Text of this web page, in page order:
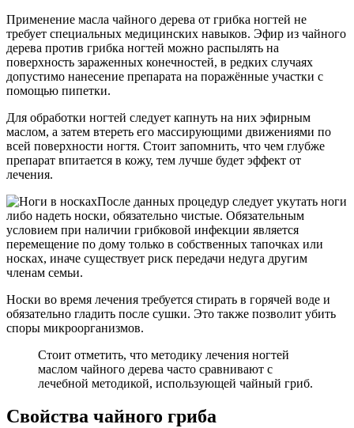
Применение масла чайного дерева от грибка ногтей не
требует специальных медицинских навыков. Эфир из чайного
дерева против грибка ногтей можно распылять на
поверхность зараженных конечностей, в редких случаях
допустимо нанесение препарата на поражённые участки с
помощью пипетки.
Для обработки ногтей следует капнуть на них эфирным
маслом, а затем втереть его массирующими движениями по
всей поверхности ногтя. Стоит запомнить, что чем глубже
препарат впитается в кожу, тем лучше будет эффект от
лечения.
После данных процедур следует укутать ноги
либо надеть носки, обязательно чистые. Обязательным
условием при наличии грибковой инфекции является
перемещение по дому только в собственных тапочках или
носках, иначе существует риск передачи недуга другим
членам семьи.
Носки во время лечения требуется стирать в горячей воде и
обязательно гладить после сушки. Это также позволит убить
споры микроорганизмов.
Стоит отметить, что методику лечения ногтей
маслом чайного дерева часто сравнивают с
лечебной методикой, использующей чайный гриб.
Свойства чайного гриба